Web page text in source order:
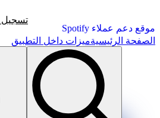
موقع دعم عملاء Spotify
تسجيل
الصفحة الرئيسيةميزات داخل التطبيق